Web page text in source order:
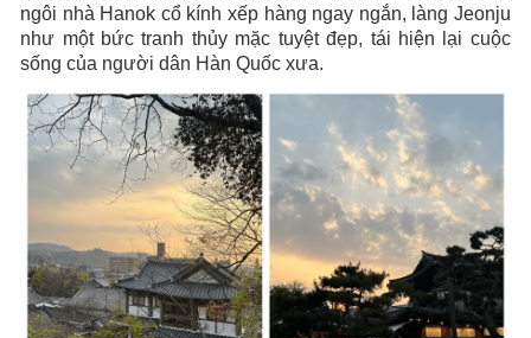
ngôi nhà Hanok cổ kính xếp hàng ngay ngắn, làng Jeonju
như một bức tranh thủy mặc tuyệt đẹp, tái hiện lại cuộc
sống của người dân Hàn Quốc xưa.